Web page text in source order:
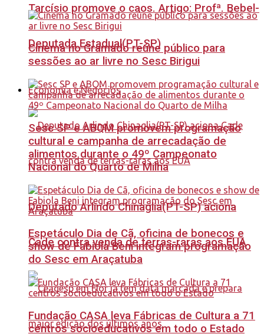
Tarcísio promove o caos. Artigo: Profª. Bebel-
Deputada Estadual(PT-SP)
Economia e Negócios
Deputado Arlindo Chinaglia(PT-SP) aciona
Cade contra venda de terras-raras aos EUA
Cinema no Gramado reúne público para
sessões ao ar livre no Sesc Birigui
Sesc SP e ABQM promovem programação
cultural e campanha de arrecadação de
alimentos durante o 49º Campeonato
Nacional do Quarto de Milha
Espetáculo Dia de Cã, oficina de bonecos e
show de Fabiola Beni integram programação
do Sesc em Araçatuba
Fundação CASA leva Fábricas de Cultura a 71
centros socioeducativos em todo o Estado